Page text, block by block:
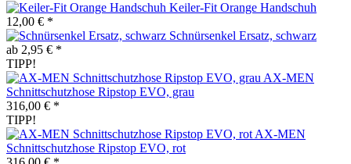
Keiler-Fit Orange Handschuh
12,00 € *
Schnürsenkel Ersatz, schwarz
ab 2,95 € *
TIPP!
AX-MEN
Schnittschutzhose Ripstop EVO, grau
316,00 € *
TIPP!
AX-MEN
Schnittschutzhose Ripstop EVO, rot